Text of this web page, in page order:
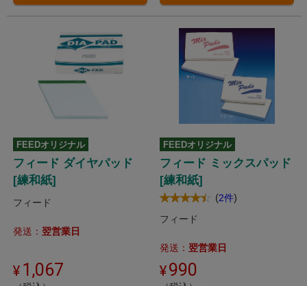
FEEDオリジナル
フィード ダイヤパッド
[練和紙]
フィード
発送： 翌営業日
1,067
FEEDオリジナル
フィード ミックスパッド
[練和紙]
(2件)
フィード
発送： 翌営業日
990